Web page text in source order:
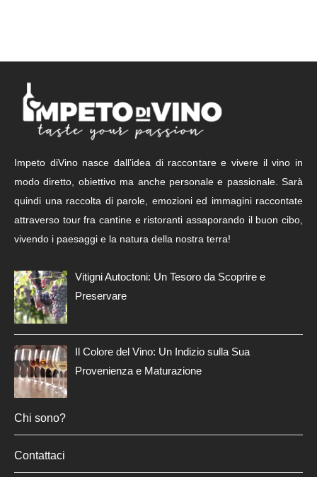
Impeto diVino nasce dall’idea di raccontare e vivere il vino in
modo diretto, obiettivo ma anche personale e passionale. Sarà
quindi una raccolta di parole, emozioni ed immagini raccontate
attraverso tour fra cantine e ristoranti assaporando il buon cibo,
vivendo i paesaggi e la natura della nostra terra!
Vitigni Autoctoni: Un Tesoro da Scoprire e
Preservare
Il Colore del Vino: Un Indizio sulla Sua
Provenienza e Maturazione
Chi sono?
Contattaci